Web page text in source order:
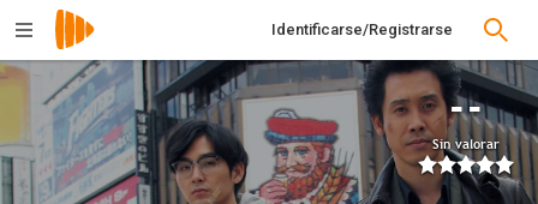
Identificarse/Registrarse
--
Sin valorar